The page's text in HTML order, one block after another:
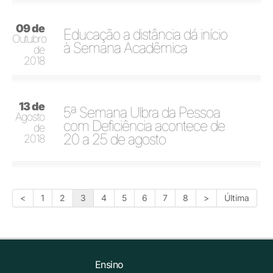
09 de
Outubro
de
2018
Educação a distância dá início
à Semana Acadêmica
13 de
Agosto
de
2018
5ª Semana Ulbra da Pessoa
com Deficiência acontece de
20 a 25 de agosto
< 1 2 3 4 5 6 7 8 > Última
Ensino